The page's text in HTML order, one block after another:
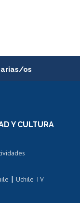
os
interna
de renta
de renta
Y CULTURA
|Uchile TV